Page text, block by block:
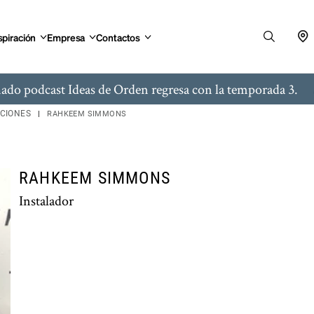
Empresa Contactos
podcast Ideas de Orden regresa con la temporada 3.
RAHKEEM SIMMONS
RAHKEEM SIMMONS
Instalador